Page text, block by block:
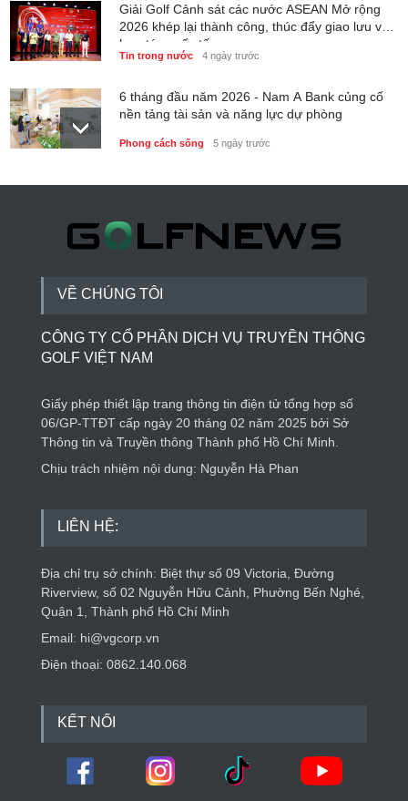
Giải Golf Cảnh sát các nước ASEAN Mở rộng
2026 khép lại thành công, thúc đẩy giao lưu và
hợp tác quốc tế
Tin trong nước 4 ngày trước
6 tháng đầu năm 2026 - Nam A Bank củng cố
nền tảng tài sản và năng lực dự phòng
Phong cách sống 5 ngày trước
Thành lập Trung tâm Giải mã lượng tử Quang
Phong cách sống 5 ngày trước
VỀ CHÚNG TÔI
CÔNG TY CỔ PHẦN DỊCH VỤ TRUYỀN THÔNG
GOLF VIỆT NAM
Giấy phép thiết lập trang thông tin điện tử tổng hợp số
06/GP-TTĐT cấp ngày 20 tháng 02 năm 2025 bởi Sở
Thông tin và Truyền thông Thành phố Hồ Chí Minh.
Chịu trách nhiệm nội dung: Nguyễn Hà Phan
LIÊN HỆ:
Địa chỉ trụ sở chính: Biệt thự số 09 Victoria, Đường
Riverview, số 02 Nguyễn Hữu Cảnh, Phường Bến Nghé,
Quận 1, Thành phố Hồ Chí Minh
Email: hi@vgcorp.vn
Điện thoại: 0862.140.068
KẾT NỐI